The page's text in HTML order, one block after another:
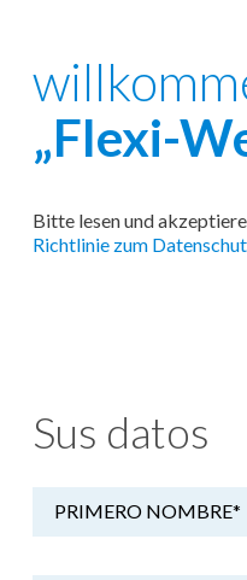
„Flexi-
Bitte lesen und
Richtlinie zum
Sus datos
PRIMERO NOMBRE*